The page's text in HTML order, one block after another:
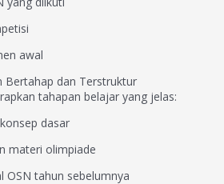
awal
Bertahap dan Terstruktur
tahapan belajar yang jelas:
dasar
materi olimpiade
OSN tahun sebelumnya